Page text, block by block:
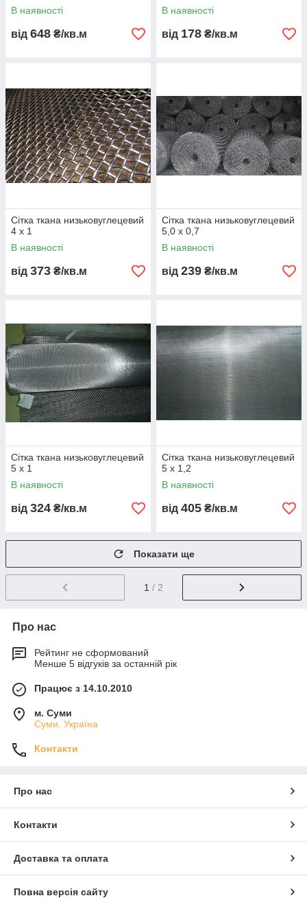
В наявності
від 648 ₴/кв.м
В наявності
від 178 ₴/кв.м
Сітка ткана низьковуглецевий
4 x 1
В наявності
від 373 ₴/кв.м
Сітка ткана низьковуглецевий
5,0 x 0,7
В наявності
від 239 ₴/кв.м
Сітка ткана низьковуглецевий
5 x 1
В наявності
від 324 ₴/кв.м
Сітка ткана низьковуглецевий
5 x 1,2
В наявності
від 405 ₴/кв.м
Показати ще
1 / 2
Про нас
Рейтинг не сформований
Менше 5 відгуків за останній рік
Працює з 14.10.2010
м. Суми
Суми, Україна
Контакти
Про нас
Контакти
Доставка та оплата
Повна версія сайту